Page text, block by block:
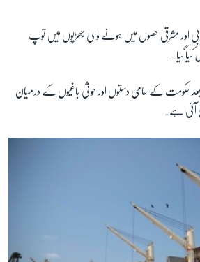
اور مشرقی حصوں میں ہونے والی جھڑپوں میں توپ
گیا۔
حکومت کے حامی دستوں اور حوثی باغیوں کے درمیان
آئی ہے۔